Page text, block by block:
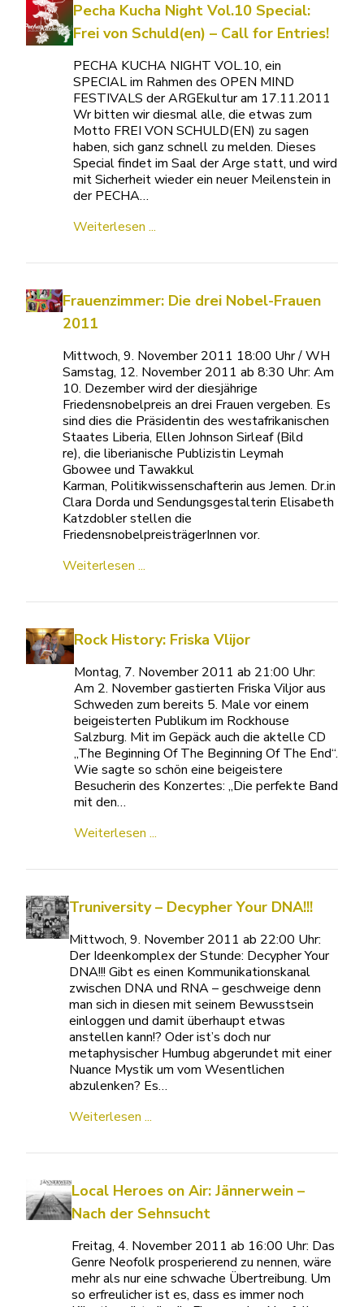
Pecha Kucha Night Vol.10 Special:
Frei von Schuld(en) – Call for Entries!
PECHA KUCHA NIGHT VOL.10, ein
SPECIAL im Rahmen des OPEN MIND
FESTIVALS der ARGEkultur am 17.11.2011
Wr bitten wir diesmal alle, die etwas zum
Motto FREI VON SCHULD(EN) zu sagen
haben, sich ganz schnell zu melden. Dieses
Special findet im Saal der Arge statt, und wird
mit Sicherheit wieder ein neuer Meilenstein in
der PECHA…
Weiterlesen ...
Frauenzimmer: Die drei Nobel-Frauen
2011
Mittwoch, 9. November 2011 18:00 Uhr / WH
Samstag, 12. November 2011 ab 8:30 Uhr: Am
10. Dezember wird der diesjährige
Friedensnobelpreis an drei Frauen vergeben. Es
sind dies die Präsidentin des westafrikanischen
Staates Liberia, Ellen Johnson Sirleaf (Bild
re), die liberianische Publizistin Leymah
Gbowee und Tawakkul
Karman, Politikwissenschafterin aus Jemen. Dr.in
Clara Dorda und Sendungsgestalterin Elisabeth
Katzdobler stellen die
FriedensnobelpreisträgerInnen vor.
Weiterlesen ...
Rock History: Friska Vlijor
Montag, 7. November 2011 ab 21:00 Uhr:
Am 2. November gastierten Friska Viljor aus
Schweden zum bereits 5. Male vor einem
beigeisterten Publikum im Rockhouse
Salzburg. Mit im Gepäck auch die aktelle CD
„The Beginning Of The Beginning Of The End“.
Wie sagte so schön eine beigeistere
Besucherin des Konzertes: „Die perfekte Band
mit den…
Weiterlesen ...
Truniversity – Decypher Your DNA!!!
Mittwoch, 9. November 2011 ab 22:00 Uhr:
Der Ideenkomplex der Stunde: Decypher Your
DNA!!! Gibt es einen Kommunikationskanal
zwischen DNA und RNA – geschweige denn
man sich in diesen mit seinem Bewusstsein
einloggen und damit überhaupt etwas
anstellen kann!? Oder ist’s doch nur
metaphysischer Humbug abgerundet mit einer
Nuance Mystik um vom Wesentlichen
abzulenken? Es…
Weiterlesen ...
Local Heroes on Air: Jännerwein –
Nach der Sehnsucht
Freitag, 4. November 2011 ab 16:00 Uhr: Das
Genre Neofolk prosperierend zu nennen, wäre
mehr als nur eine schwache Übertreibung. Um
so erfreulicher ist es, dass es immer noch